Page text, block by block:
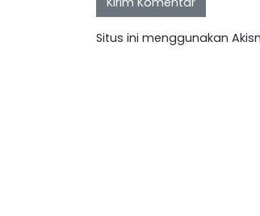
Situs ini menggunakan